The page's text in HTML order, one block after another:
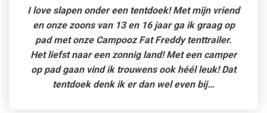
I love slapen onder een tentdoek! Met mijn vriend
en onze zoons van 13 en 16 jaar ga ik graag op
pad met onze Campooz Fat Freddy tenttrailer.
Het liefst naar een zonnig land! Met een camper
op pad gaan vind ik trouwens ook héél leuk! Dat
tentdoek denk ik er dan wel even bij…